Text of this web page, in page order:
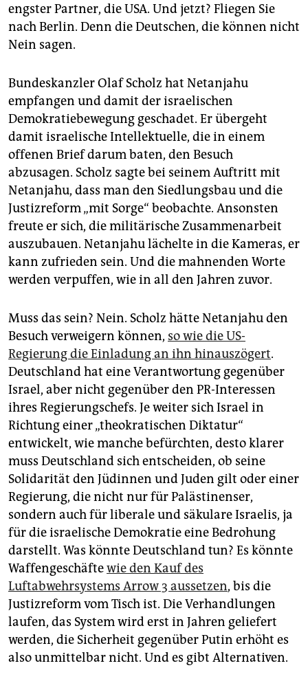
engster Partner, die USA. Und jetzt? Fliegen Sie
nach Berlin. Denn die Deutschen, die können nicht
Nein sagen.
Bundeskanzler Olaf Scholz hat Netanjahu
empfangen und damit der israelischen
Demokratiebewegung geschadet. Er übergeht
damit israelische Intellektuelle, die in einem
offenen Brief darum baten, den Besuch
abzusagen. Scholz sagte bei seinem Auftritt mit
Netanjahu, dass man den Siedlungsbau und die
Justizreform „mit Sorge“ beobachte. Ansonsten
freute er sich, die militärische Zusammenarbeit
auszubauen. Netanjahu lächelte in die Kameras, er
kann zufrieden sein. Und die mahnenden Worte
werden verpuffen, wie in all den Jahren zuvor.
Muss das sein? Nein. Scholz hätte Netanjahu den
Besuch verweigern können, so wie die US-
Regierung die Einladung an ihn hinauszögert.
Deutschland hat eine Verantwortung gegenüber
Israel, aber nicht gegenüber den PR-Interessen
ihres Regierungschefs. Je weiter sich Israel in
Richtung einer „theokratischen Diktatur“
entwickelt, wie manche befürchten, desto klarer
muss Deutschland sich entscheiden, ob seine
Solidarität den Jüdinnen und Juden gilt oder einer
Regierung, die nicht nur für Palästinenser,
sondern auch für liberale und säkulare Israelis, ja
für die israelische Demokratie eine Bedrohung
darstellt. Was könnte Deutschland tun? Es könnte
Waffengeschäftewie den Kauf des
Luftabwehrsystems Arrow 3 aussetzen, bis die
Justizreform vom Tisch ist. Die Verhandlungen
laufen, das System wird erst in Jahren geliefert
werden, die Sicherheit gegenüber Putin erhöht es
also unmittelbar nicht. Und es gibt Alternativen.